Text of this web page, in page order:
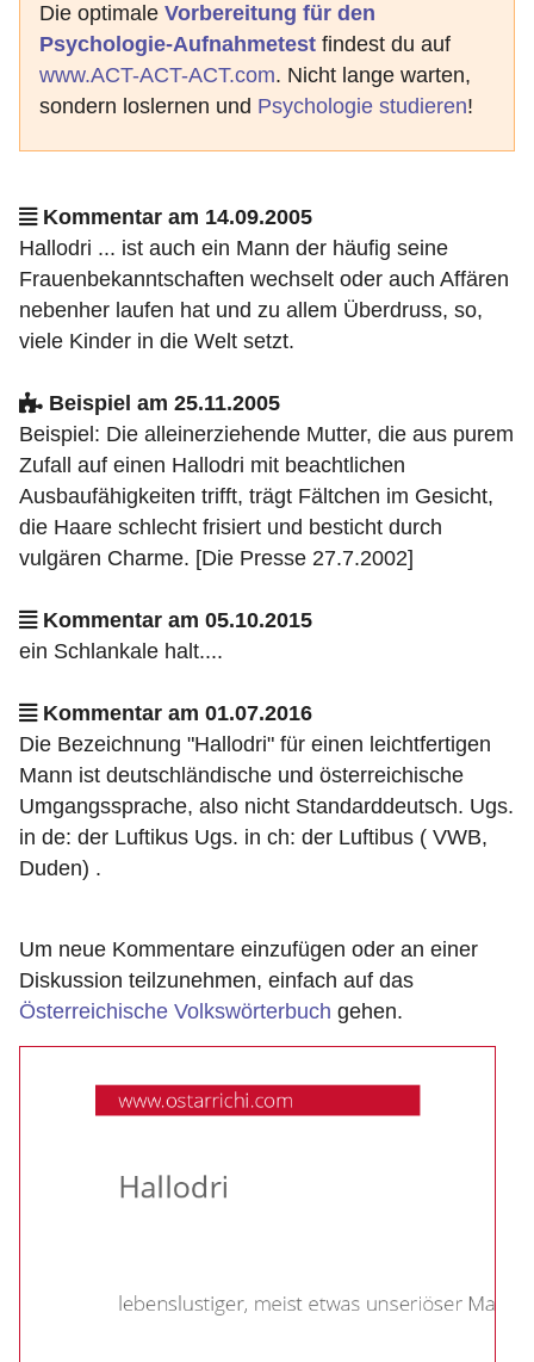
Die optimale Vorbereitung für den
Psychologie-Aufnahmetest findest du auf
www.ACT-ACT-ACT.com. Nicht lange warten,
sondern loslernen und Psychologie studieren!
Kommentar am 14.09.2005
Hallodri ... ist auch ein Mann der häufig seine
Frauenbekanntschaften wechselt oder auch Affären
nebenher laufen hat und zu allem Überdruss, so,
viele Kinder in die Welt setzt.
Beispiel am 25.11.2005
Beispiel: Die alleinerziehende Mutter, die aus purem
Zufall auf einen Hallodri mit beachtlichen
Ausbaufähigkeiten trifft, trägt Fältchen im Gesicht,
die Haare schlecht frisiert und besticht durch
vulgären Charme. [Die Presse 27.7.2002]
Kommentar am 05.10.2015
ein Schlankale halt....
Kommentar am 01.07.2016
Die Bezeichnung "Hallodri" für einen leichtfertigen
Mann ist deutschländische und österreichische
Umgangssprache, also nicht Standarddeutsch. Ugs.
in de: der Luftikus Ugs. in ch: der Luftibus ( VWB,
Duden) .
Um neue Kommentare einzufügen oder an einer
Diskussion teilzunehmen, einfach auf das
Österreichische Volkswörterbuch gehen.